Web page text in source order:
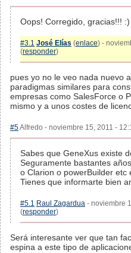
Oops! Corregido, gracias!!! :)
#3.1 José Elías (enlace) -
(responder)
pues yo no le veo nada nuevo
paradigmas similares para
empresas como SalesForce o
mismo y a unos costes de
#5Alfredo - noviembre 15, 2011 -
Sabes que GeneXus existe
Seguramente bastantes
o Clarion o powerBuilder etc
Tienes que informarte bien
#5.1 Raul Zagardua - noviembre
(responder)
Será interesante ver que tan
espina a este tipo de